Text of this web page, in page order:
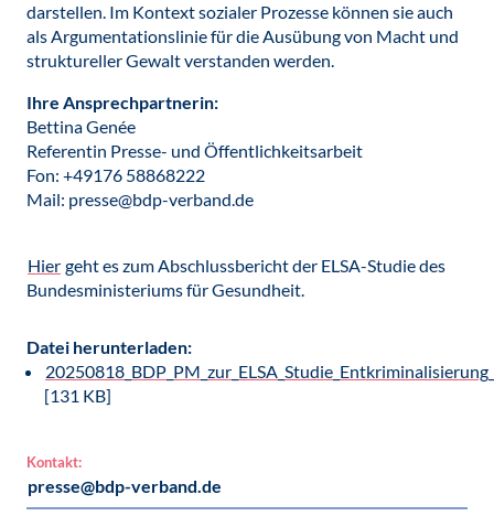
darstellen. Im Kontext sozialer Prozesse können sie auch
als Argumentationslinie für die Ausübung von Macht und
struktureller Gewalt verstanden werden.
Ihre Ansprechpartnerin:
Bettina Genée
Referentin Presse- und Öffentlichkeitsarbeit
Fon: +49176 58868222
Mail: presse@bdp-verband.de
Hier geht es zum Abschlussbericht der ELSA-Studie des
Bundesministeriums für Gesundheit.
Datei herunterladen:
[131 KB]
Kontakt:
presse@bdp-verband.de